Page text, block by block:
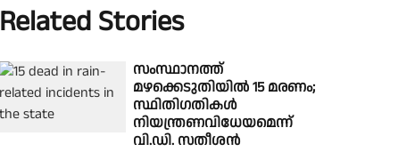
Related Stories
സംസ്ഥാനത്ത്
മഴക്കെടുതിയിൽ 15 മരണം;
സ്ഥിതിഗതികൾ
നിയന്ത്രണവിധേയമെന്ന്
വി.ഡി. സതീശൻ